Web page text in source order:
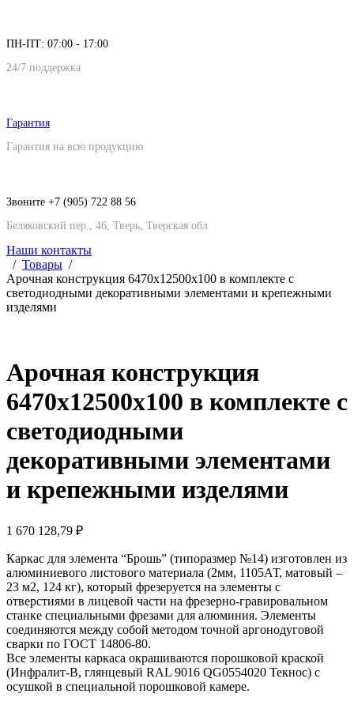
ПН-ПТ: 07:00 - 17:00
24/7 поддержка
Гарантия
Гарантия на всю продукцию
Звоните +7 (905) 722 88 56
Беляковский пер., 46, Тверь, Тверская обл
Наши контакты
Товары
Арочная конструкция 6470х12500х100 в комплекте с
светодиодными декоративными элементами и крепежными
изделями
Арочная конструкция
6470х12500х100 в комплекте с
светодиодными
декоративными элементами
и крепежными изделями
1 670 128,79 ₽
Каркас для элемента “Брошь” (типоразмер №14) изготовлен из
алюминиевого листового материала (2мм, 1105АТ, матовый –
23 м2, 124 кг), который фрезеруется на элементы с
отверстиями в лицевой части на фрезерно-гравировальном
станке специальными фрезами для алюминия. Элементы
соединяются между собой методом точной аргонодуговой
сварки по ГОСТ 14806-80.
Все элементы каркаса окрашиваются порошковой краской
(Инфралит-В, глянцевый RAL 9016 QG0554020 Текнос) с
осушкой в специальной порошковой камере.